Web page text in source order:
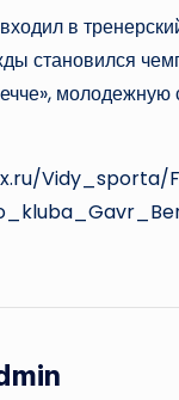
в
становился
Vidy_sporta/